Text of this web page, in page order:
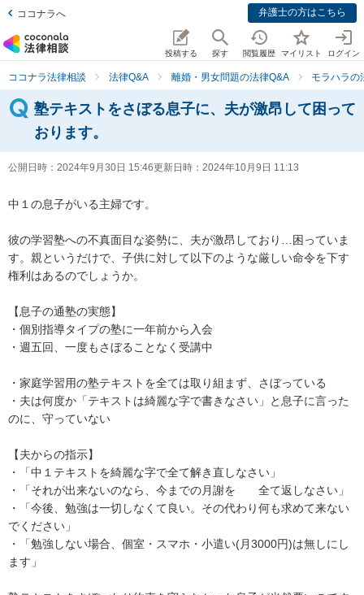
ココナラへ 弁護士の方はこちら
投稿する 探す 閲覧履歴 マイリスト ログイン
ココナラ法律相談 法律Q&A 離婚・男女問題の法律Q&A モラハラの
塾テキストをさぼる息子に、夫が激昂して困って
おります。
公開日時： 2024年9月30日 15:46更新日時： 2024年10月9日 11:13
中１の息子がいる主婦です。
彼の学習塾への不真面目な姿勢に、夫が激昂しており…困っていま
す。親というだけで、子供に対して以下のような厳しい命令を下す
権利はあるのでしょうか。
【息子の通塾の実態】
・個別指導タイプの塾に一年前から入会
・週五回、一度もさぼることなく受講中
・家庭学習用の塾テキストを全ては取り組まず、さぼっている
・夫は何度か「テキストは綺麗な字で書きなさい」と息子に言った
のに、守っていない
【夫からの指示】
・「中１テキストを綺麗な字で全て解き直しなさい」
・「それが出来ないのなら、今までの月謝を　　全て返しなさい」
・「今後、勉強は一切しなくて良い。その代わり何も求めて来ない
でください」
・「勉強しない場合、個室・スマホ・小遣い(月3000円)は無しにし
ます」